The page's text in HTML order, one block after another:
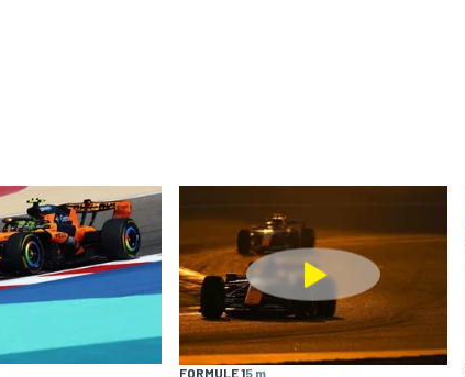
FORMULE 15 m